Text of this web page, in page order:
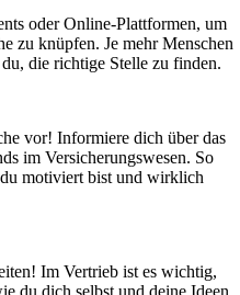
oder Online-Plattformen, um
zu knüpfen. Je mehr Menschen
die richtige Stelle zu finden.
vor! Informiere dich über das
im Versicherungswesen. So
motiviert bist und wirklich
Im Vertrieb ist es wichtig,